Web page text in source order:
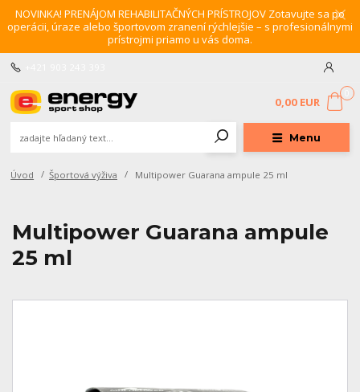
NOVINKA! PRENÁJOM REHABILITAČNÝCH PRÍSTROJOV Zotavujte sa po
operácii, úraze alebo športovom zranení rýchlejšie – s profesionálnymi
prístrojmi priamo u vás doma.
Menu
0,00 EUR
Úvod Športová výživa Multipower Guarana ampule 25 ml
Multipower Guarana ampule
25 ml